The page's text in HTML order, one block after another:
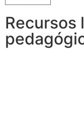
Recursos